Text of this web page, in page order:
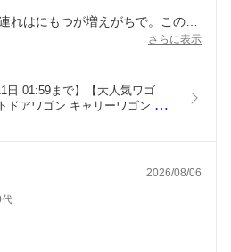
れはにもつが増えがちで。このタ
っていましたがタイヤが細いので
くく、、
場所で2家族見かけて
さらに表示
日 01:59まで】【大人気ワゴ
ドアワゴン キャリーワゴン キ
2026/08/06